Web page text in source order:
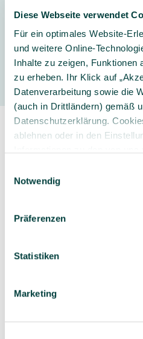
Diese Webseite verwendet
Für ein optimales Website-
und weitere Online-
Inhalte zu zeigen, Funktionen
zu erheben. Ihr Klick auf
Datenverarbeitung sowie die
(auch in Drittländern) gemäß
Datenschutzerklärung.
ablehnen oder in den
schutz­erklärung
Notwendig
Präferenzen
Statistiken
Marketing
Hersteller